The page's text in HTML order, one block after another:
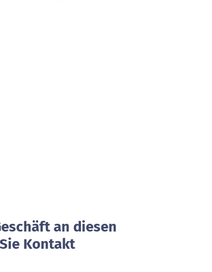
an diesen
Kontakt